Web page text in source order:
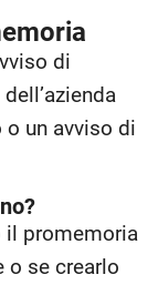
di
o un avviso di
il promemoria
o se crearlo